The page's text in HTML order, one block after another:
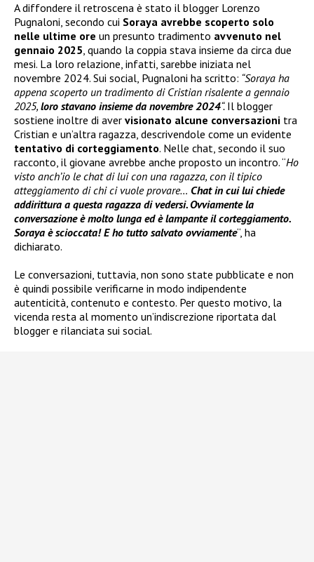
A diffondere il retroscena è stato il blogger Lorenzo
Pugnaloni, secondo cui Soraya avrebbe scoperto solo
nelle ultime ore un presunto tradimento avvenuto nel
gennaio 2025, quando la coppia stava insieme da circa due
mesi. La loro relazione, infatti, sarebbe iniziata nel
novembre 2024. Sui social, Pugnaloni ha scritto: “Soraya ha
appena scoperto un tradimento di Cristian risalente a gennaio
2025, loro stavano insieme da novembre 2024“. Il blogger
sostiene inoltre di aver visionato alcune conversazioni tra
Cristian e un’altra ragazza, descrivendole come un evidente
tentativo di corteggiamento. Nelle chat, secondo il suo
racconto, il giovane avrebbe anche proposto un incontro. “Ho
visto anch’io le chat di lui con una ragazza, con il tipico
atteggiamento di chi ci vuole provare… Chat in cui lui chiede
addirittura a questa ragazza di vedersi. Ovviamente la
conversazione è molto lunga ed è lampante il corteggiamento.
Soraya è scioccata! E ho tutto salvato ovviamente“, ha
dichiarato.
Le conversazioni, tuttavia, non sono state pubblicate e non
è quindi possibile verificarne in modo indipendente
autenticità, contenuto e contesto. Per questo motivo, la
vicenda resta al momento un’indiscrezione riportata dal
blogger e rilanciata sui social.